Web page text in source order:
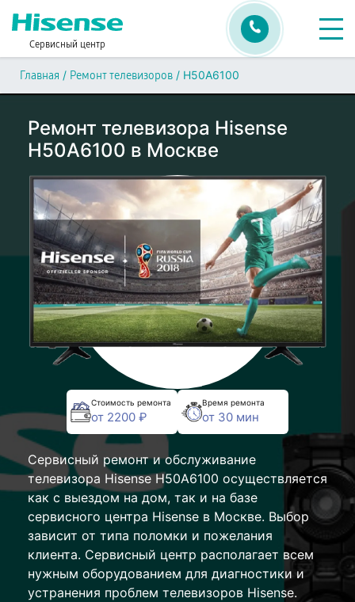
Сервисный центр
Главная / Ремонт телевизоров / H50A6100
Ремонт телевизора Hisense
H50A6100 в Москве
Стоимость ремонта
от 2200 ₽
Время ремонта
от 30 мин
Сервисный ремонт и обслуживание
телевизора Hisense H50A6100 осуществляется
как с выездом на дом, так и на базе
сервисного центра Hisense в Москве. Выбор
зависит от типа поломки и пожелания
клиента. Сервисный центр располагает всем
нужным оборудованием для диагностики и
устранения проблем телевизоров Hisense.